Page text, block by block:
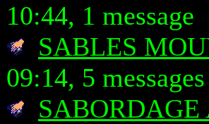
10:44, 1 message
SABLES
09:14, 5 messages